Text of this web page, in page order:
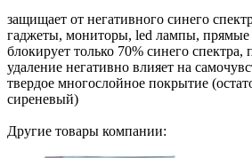
защищает от негативного синего
гаджеты, мониторы, led лампы, прямые
блокирует только 70% синего спектра,
удаление негативно влияет на
твердое многослойное покрытие
сиреневый)
Другие товары компании: